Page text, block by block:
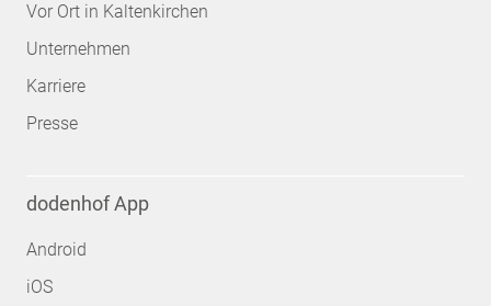
Vor Ort in Kaltenkirchen
Unternehmen
Karriere
Presse
dodenhof App
Android
iOS